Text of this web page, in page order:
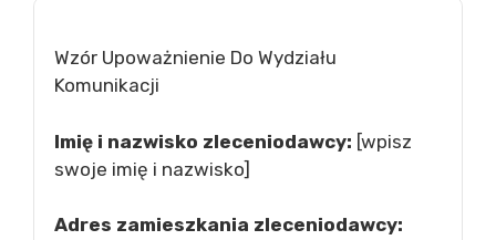
Wzór Upoważnienie Do Wydziału
Komunikacji
Imię i nazwisko zleceniodawcy: [wpisz
swoje imię i nazwisko]
Adres zamieszkania zleceniodawcy: